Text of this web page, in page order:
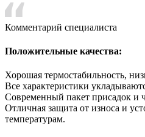
Комментарий специалиста
Положительные качества:
Хорошая термостабильность,
Все характеристики
Современный пакет присадок и
Отличная защита от износа и
температурам.